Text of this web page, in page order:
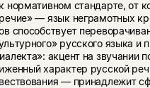
нормативном стандарте, от
— язык неграмотных
способствует
русского языка и
акцент на звучании
характер русской
— принадлежит